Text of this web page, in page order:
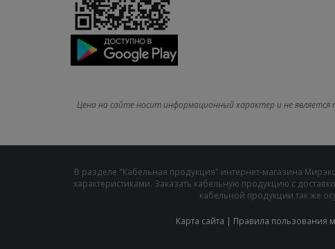
Цена на сайте носит информационный характер и не
В разделе "Кабельная продукция" интернет-магазина
характеристиками. Заказать кабельную продукцию с
кабельной продукции так же
Карта сайта | Правила пользования